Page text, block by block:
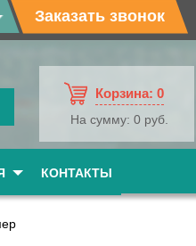
Заказать звонок
Корзина: 0
На сумму: 0 руб.
КОНТАКТЫ